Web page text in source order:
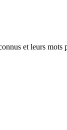
et leurs